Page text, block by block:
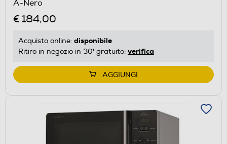
A-Nero
€ 184,00
Acquisto online: disponibile
Ritiro in negozio in 30' gratuito: verifica
AGGIUNGI